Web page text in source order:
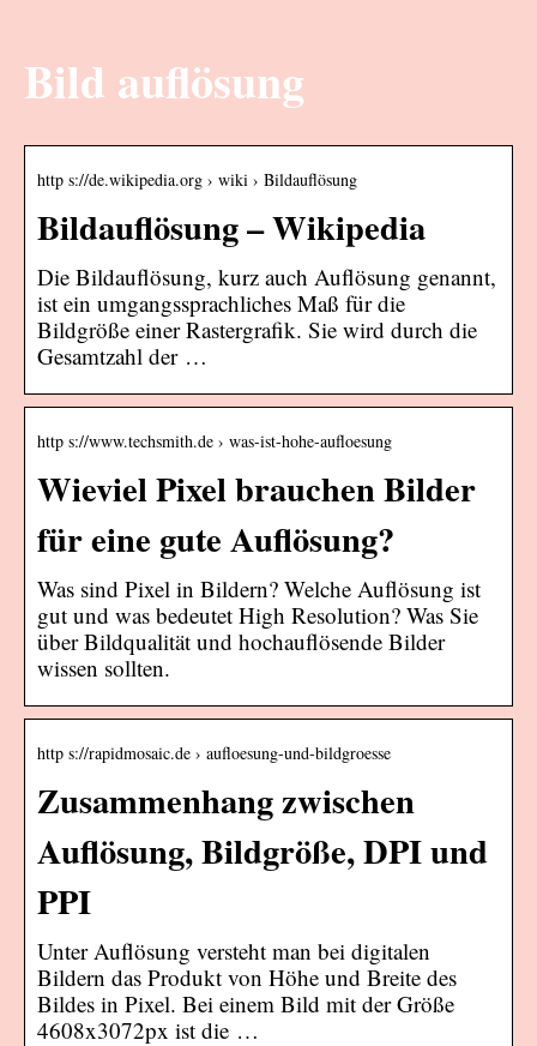
Bild auflösung
http s://de.wikipedia.org › wiki › Bildauflösung
Bildauflösung – Wikipedia
Die Bildauflösung, kurz auch Auflösung genannt,
ist ein umgangssprachliches Maß für die
Bildgröße einer Rastergrafik. Sie wird durch die
Gesamtzahl der …
http s://www.techsmith.de › was-ist-hohe-aufloesung
Wieviel Pixel brauchen Bilder
für eine gute Auflösung?
Was sind Pixel in Bildern? Welche Auflösung ist
gut und was bedeutet High Resolution? Was Sie
über Bildqualität und hochauflösende Bilder
wissen sollten.
http s://rapidmosaic.de › aufloesung-und-bildgroesse
Zusammenhang zwischen
Auflösung, Bildgröße, DPI und
PPI
Unter Auflösung versteht man bei digitalen
Bildern das Produkt von Höhe und Breite des
Bildes in Pixel. Bei einem Bild mit der Größe
4608x3072px ist die …